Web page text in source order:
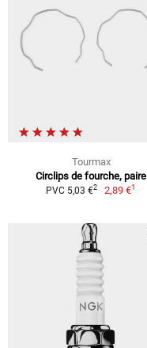
Tourmax
Circlips de fourche, paire
PVC 5,03 €2 2,89 €1